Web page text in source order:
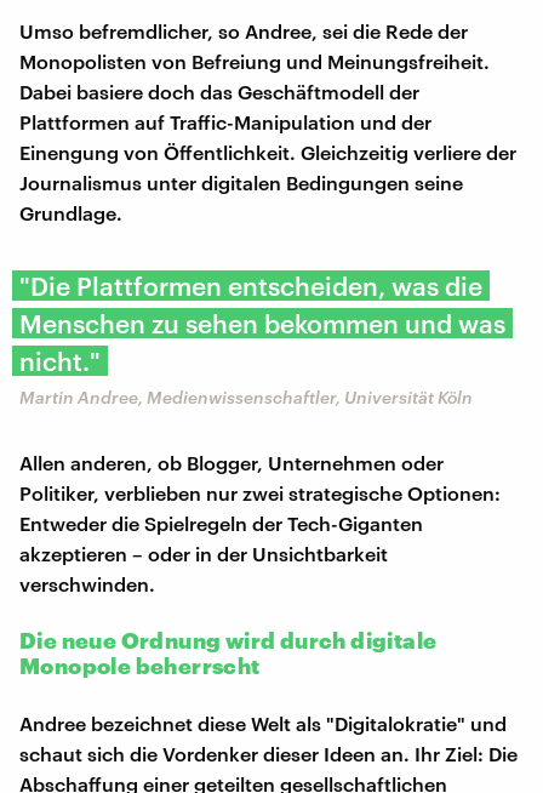
Umso befremdlicher, so Andree, sei die Rede der
Monopolisten von Befreiung und Meinungsfreiheit.
Dabei basiere doch das Geschäftmodell der
Plattformen auf Traffic-Manipulation und der
Einengung von Öffentlichkeit. Gleichzeitig verliere der
Journalismus unter digitalen Bedingungen seine
Grundlage.
"Die Plattformen entscheiden, was die
Menschen zu sehen bekommen und was
nicht."
Martin Andree, Medienwissenschaftler, Universität Köln
Allen anderen, ob Blogger, Unternehmen oder
Politiker, verblieben nur zwei strategische Optionen:
Entweder die Spielregeln der Tech-Giganten
akzeptieren – oder in der Unsichtbarkeit
verschwinden.
Die neue Ordnung wird durch digitale
Monopole beherrscht
Andree bezeichnet diese Welt als "Digitalokratie" und
schaut sich die Vordenker dieser Ideen an. Ihr Ziel: Die
Abschaffung einer geteilten gesellschaftlichen